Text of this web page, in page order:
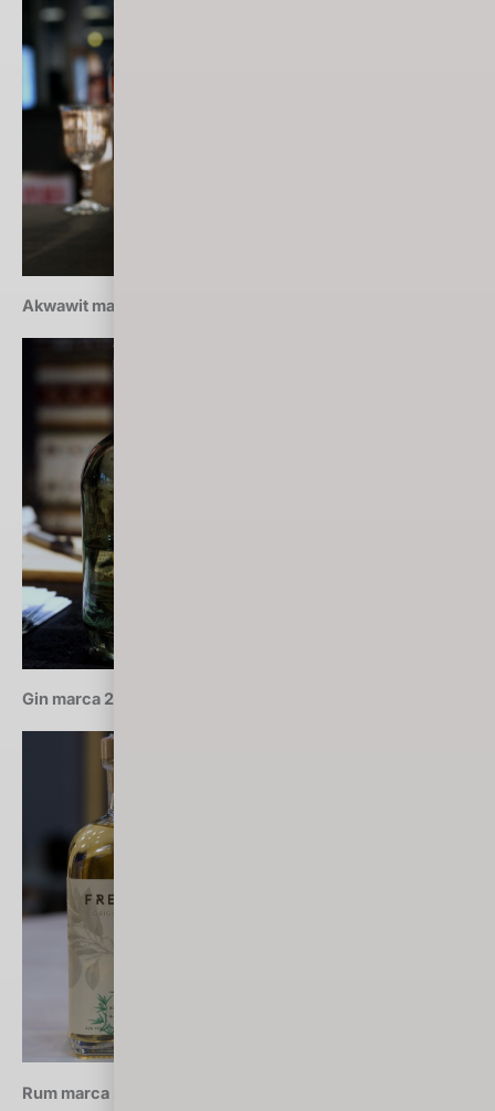
Akwawit marca 2018: Hellstrøm Sommer (Norwegia)
Gin marca 2018: Fred Jerbis 43 (Włochy)
Rum marca 2018: Diplomatico/Botucal Single Vintage